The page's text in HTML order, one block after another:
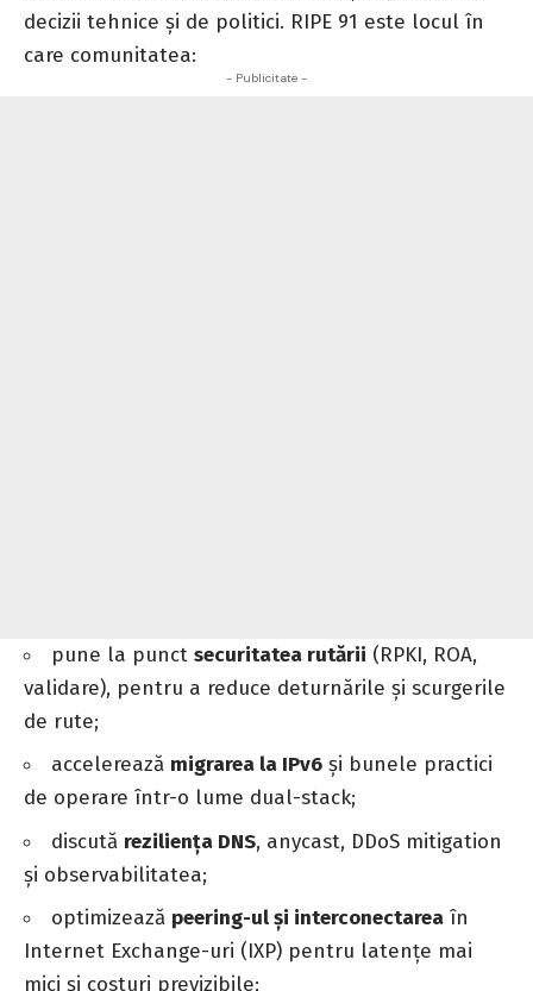
decizii tehnice și de politici. RIPE 91 este locul în
care comunitatea:
- Publicitate -
pune la punct securitatea rutării (RPKI, ROA,
validare), pentru a reduce deturnările și scurgerile
de rute;
accelerează migrarea la IPv6 și bunele practici
de operare într-o lume dual-stack;
discută reziliența DNS, anycast, DDoS mitigation
și observabilitatea;
optimizează peering-ul și interconectarea în
Internet Exchange-uri (IXP) pentru latențe mai
mici și costuri previzibile;